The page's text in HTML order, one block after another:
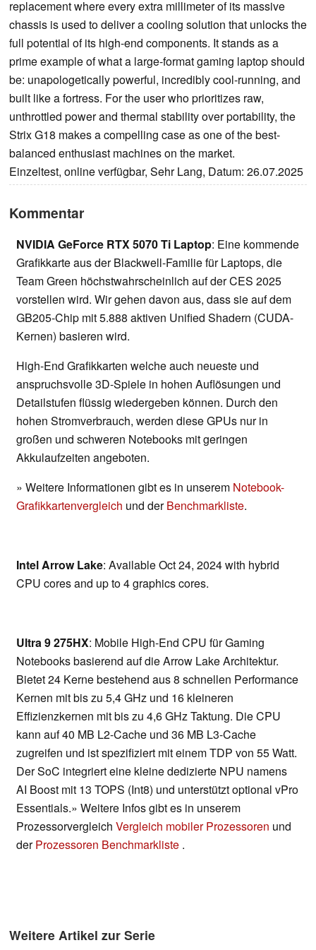
replacement where every extra millimeter of its massive
chassis is used to deliver a cooling solution that unlocks the
full potential of its high-end components. It stands as a
prime example of what a large-format gaming laptop should
be: unapologetically powerful, incredibly cool-running, and
built like a fortress. For the user who prioritizes raw,
unthrottled power and thermal stability over portability, the
Strix G18 makes a compelling case as one of the best-
balanced enthusiast machines on the market.
Einzeltest, online verfügbar, Sehr Lang, Datum: 26.07.2025
Kommentar
NVIDIA GeForce RTX 5070 Ti Laptop: Eine kommende
Grafikkarte aus der Blackwell-Familie für Laptops, die
Team Green höchstwahrscheinlich auf der CES 2025
vorstellen wird. Wir gehen davon aus, dass sie auf dem
GB205-Chip mit 5.888 aktiven Unified Shadern (CUDA-
Kernen) basieren wird.
High-End Grafikkarten welche auch neueste und
anspruchsvolle 3D-Spiele in hohen Auflösungen und
Detailstufen flüssig wiedergeben können. Durch den
hohen Stromverbrauch, werden diese GPUs nur in
großen und schweren Notebooks mit geringen
Akkulaufzeiten angeboten.
» Weitere Informationen gibt es in unserem Notebook-
Grafikkartenvergleich und derBenchmarkliste.
Intel Arrow Lake: Available Oct 24, 2024 with hybrid
CPU cores and up to 4 graphics cores.
Ultra 9 275HX: Mobile High-End CPU für Gaming
Notebooks basierend auf die Arrow Lake Architektur.
Bietet 24 Kerne bestehend aus 8 schnellen Performance
Kernen mit bis zu 5,4 GHz und 16 kleineren
Effizienzkernen mit bis zu 4,6 GHz Taktung. Die CPU
kann auf 40 MB L2-Cache und 36 MB L3-Cache
zugreifen und ist spezifiziert mit einem TDP von 55 Watt.
Der SoC integriert eine kleine dedizierte NPU namens
AI Boost mit 13 TOPS (Int8) und unterstützt optional vPro
Essentials.» Weitere Infos gibt es in unserem
Prozessorvergleich Vergleich mobiler Prozessoren und
derProzessoren Benchmarkliste .
Weitere Artikel zur Serie